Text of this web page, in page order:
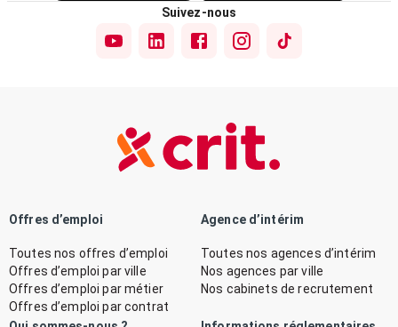
Suivez-nous
Offres d’emploi
Toutes nos offres d’emploi
Offres d’emploi par ville
Offres d’emploi par métier
Offres d’emploi par contrat
Agence d’intérim
Toutes nos agences d’intérim
Nos agences par ville
Nos cabinets de recrutement